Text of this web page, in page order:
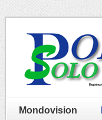
Mondovision